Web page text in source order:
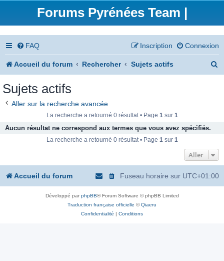
Forums Pyrénées Team |
FAQ Connexion
Inscription
Accueil du forum Rechercher Sujets actifs
e
Sujets actifs
Aller sur la recherche avancée
La recherche a retourné 0 résultat • Page 1sur 1
Aucun résultat ne correspond aux termes que vous avez spécifiés.
La recherche a retourné 0 résultat • Page 1sur 1
Aller
Accueil du forum Fuseau horaire sur UTC+01:00
Développé parphpBB® Forum Software © phpBB Limited
Traduction française officielle ©Qiaeru
Confidentialité | Conditions